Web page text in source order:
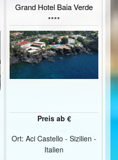
Grand Hotel Baia Verde
****
Preis ab €
Ort: Aci Castello - Sizilien -
Italien